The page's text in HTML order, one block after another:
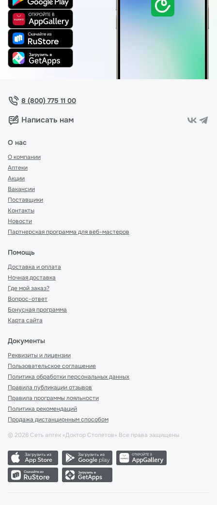
8 (800) 775 11 00
Написать нам
О нас
О компании
Аптеки
Акции
Вакансии
Поставщики
Контакты
Новости
Партнерская программа для веб-мастеров
Помощь
Доставка и оплата
Ночная доставка
Где мой заказ?
Вопрос-ответ
Бонусная программа
Карта сайта
Документы
Реквизиты и лицензии
Пользовательское соглашение
Политика обработки персональных данных
Правила публикации отзывов
Правила программы лояльности
Политика рекомендаций
Продажа дистанционным способом
© 2026 Сеть аптек «Доктор Столетов» Все права защищены